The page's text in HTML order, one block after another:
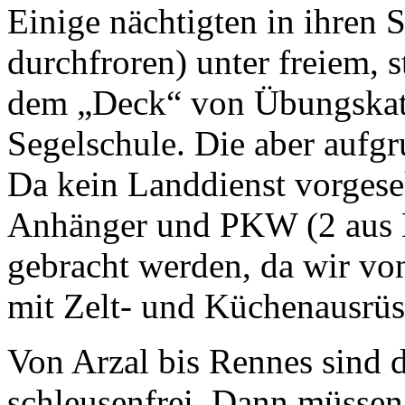
Einige nächtigten in ihren
durchfroren) unter freiem,
dem „Deck“ von
Segelschule. Die aber
Da kein Landdienst
Anhänger und PKW (2
gebracht werden, da wir
mit Zelt- und
Von Arzal bis Rennes sind